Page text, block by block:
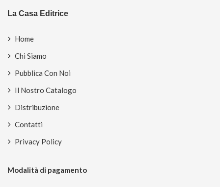
La Casa Editrice
Home
Chi Siamo
Pubblica Con Noi
Il Nostro Catalogo
Distribuzione
Contatti
Privacy Policy
Modalità di pagamento